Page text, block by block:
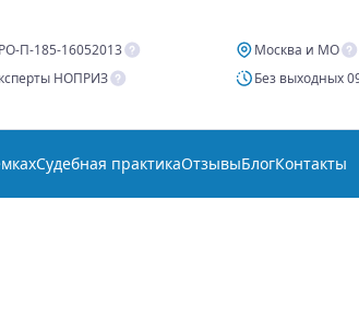
П-185-16052013
Москва и МО
НОПРИЗ
Без выходных
Судебная практикаОтзывыБлогКонтакты